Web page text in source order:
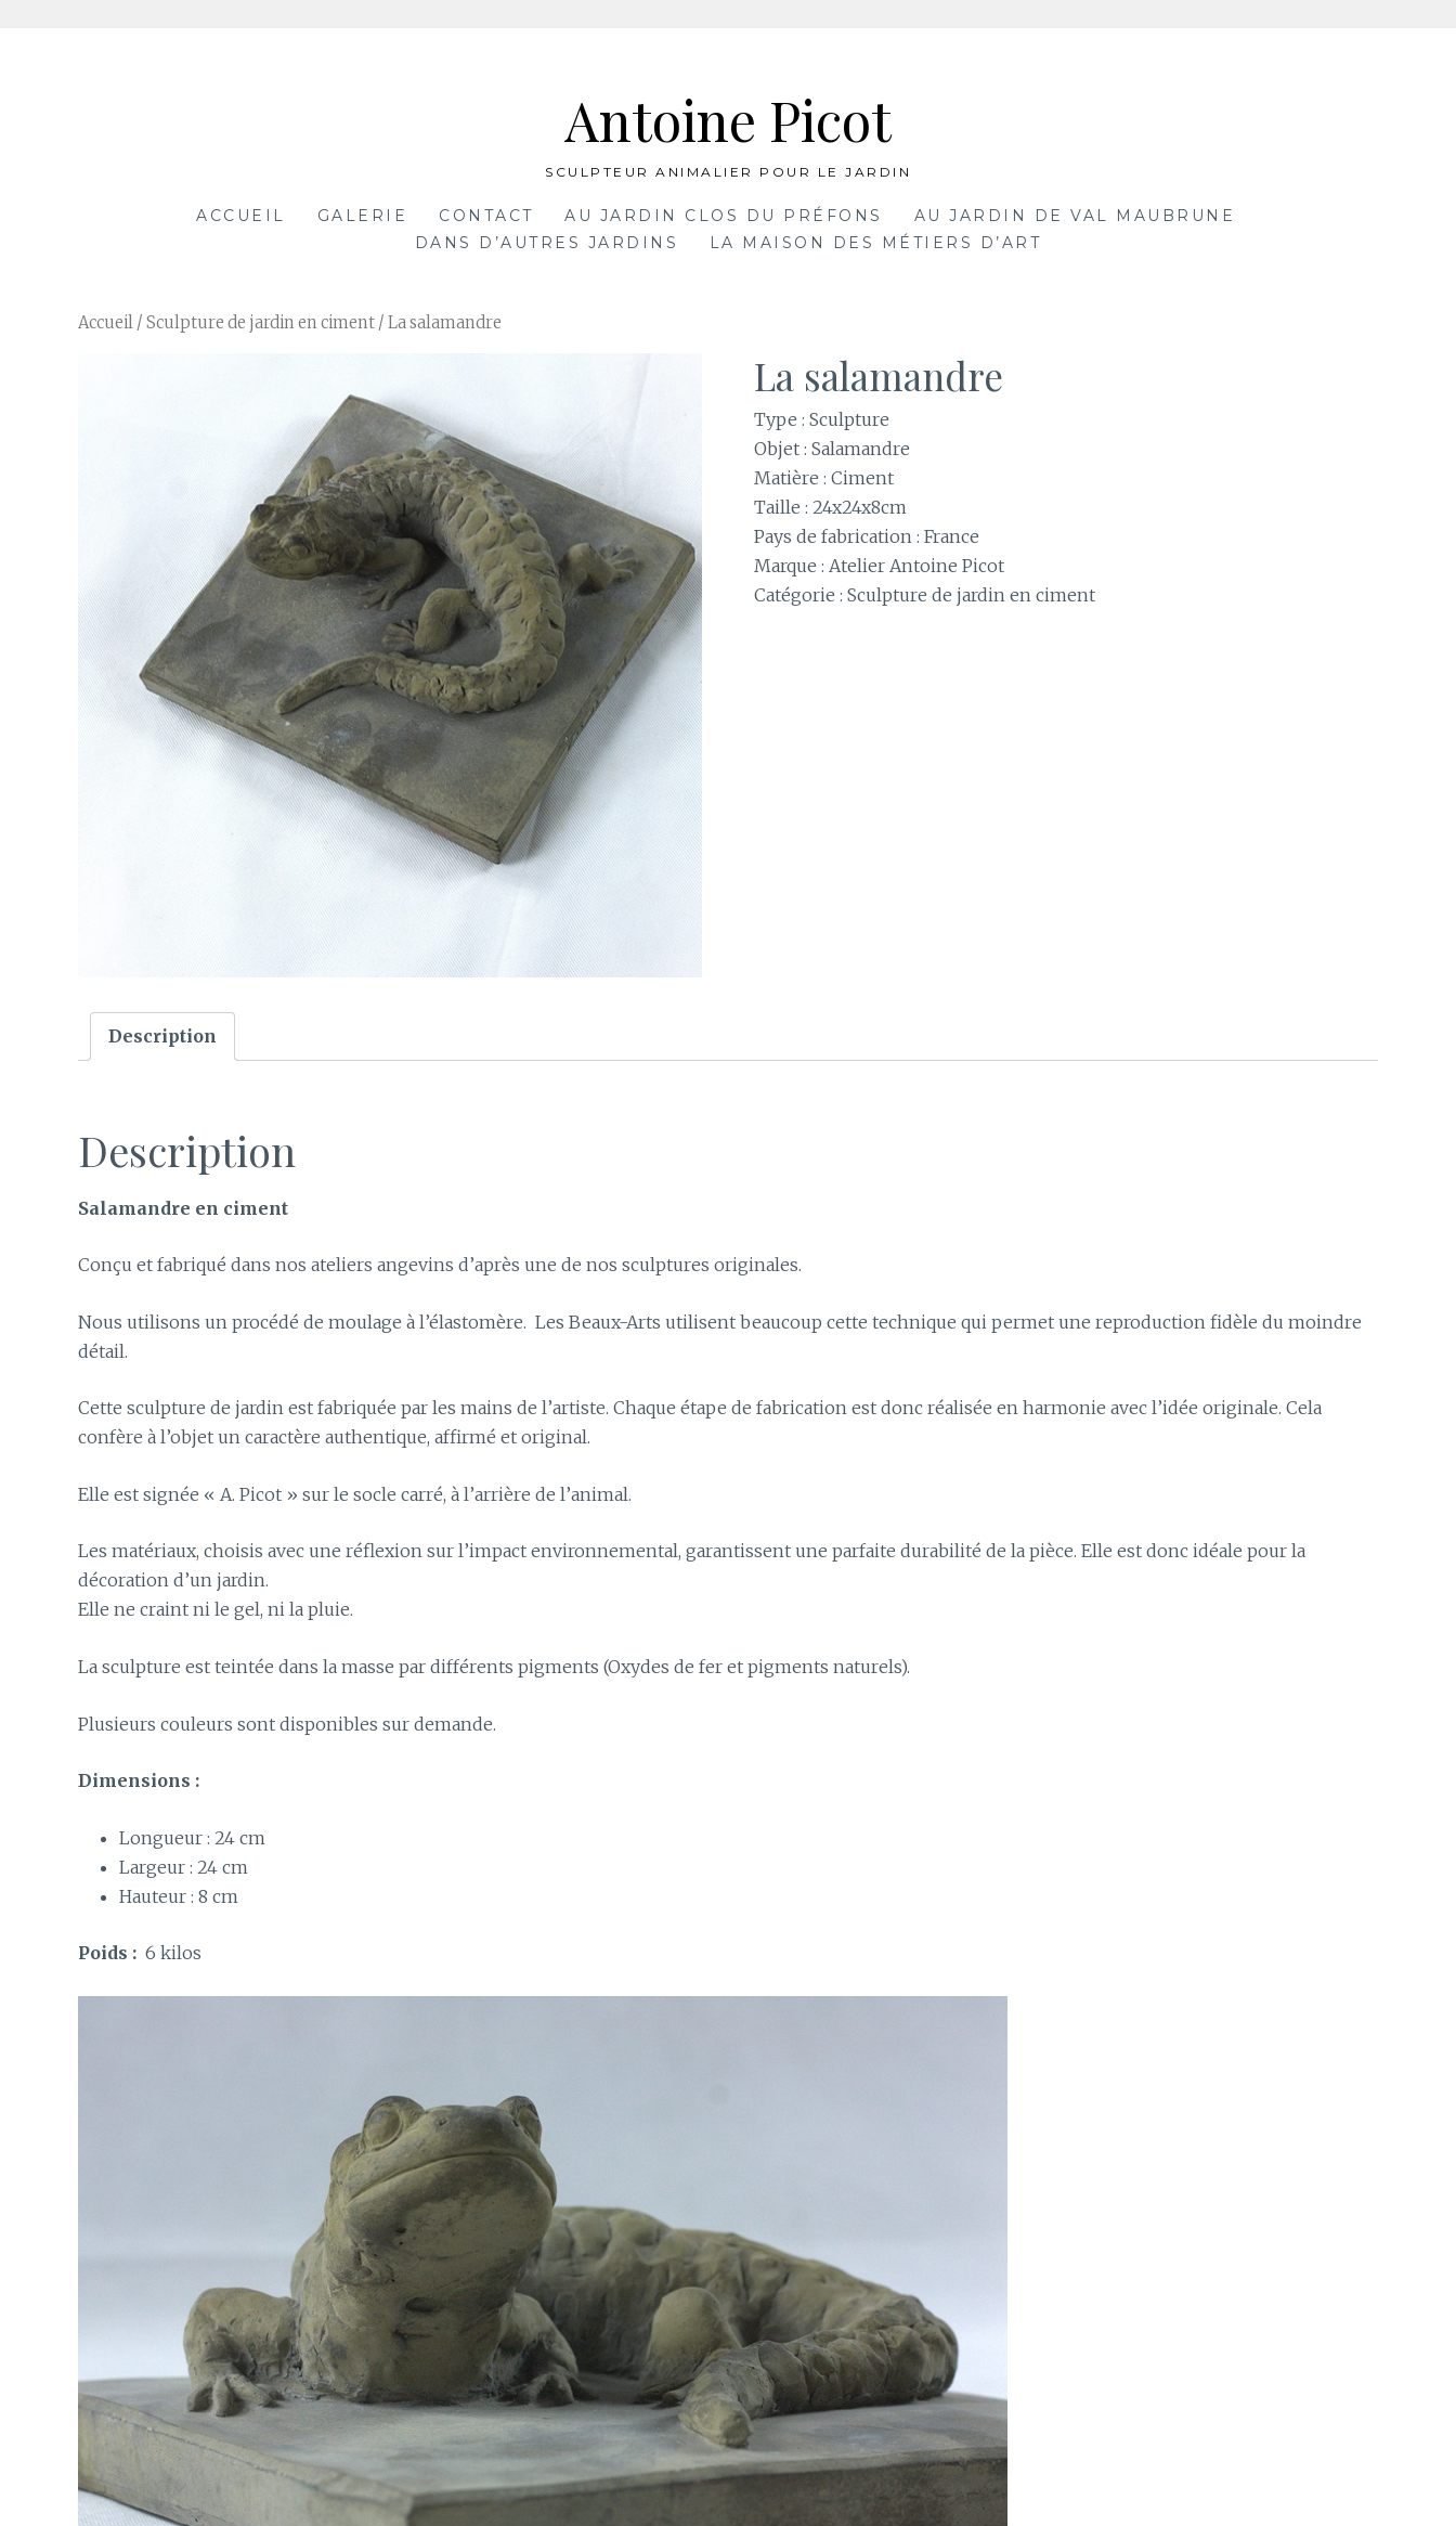
Antoine Picot
SCULPTEUR ANIMALIER POUR LE JARDIN
ACCUEIL GALERIE CONTACT AU JARDIN CLOS DU PRÉFONS
AU JARDIN DE VAL MAUBRUNE
DANS D’AUTRES JARDINS
LA MAISON DES MÉTIERS D’ART
Accueil / Sculpture de jardin en ciment / La salamandre
La salamandre
Type : Sculpture
Objet : Salamandre
Matière : Ciment
Taille : 24x24x8cm
Pays de fabrication : France
Marque : Atelier Antoine Picot
Catégorie : Sculpture de jardin en ciment
Description
Description
Salamandre en ciment
Conçu et fabriqué dans nos ateliers angevins d’après une de nos sculptures originales.
Nous utilisons un procédé de moulage à l’élastomère. Les Beaux-Arts utilisent beaucoup cette technique qui permet une reproduction fidèle du moindre
détail.
Cette sculpture de jardin est fabriquée par les mains de l’artiste. Chaque étape de fabrication est donc réalisée en harmonie avec l’idée originale. Cela
confère à l’objet un caractère authentique, affirmé et original.
Elle est signée « A. Picot » sur le socle carré, à l’arrière de l’animal.
Les matériaux, choisis avec une réflexion sur l’impact environnemental, garantissent une parfaite durabilité de la pièce. Elle est donc idéale pour la
décoration d’un jardin.
Elle ne craint ni le gel, ni la pluie.
La sculpture est teintée dans la masse par différents pigments (Oxydes de fer et pigments naturels).
Plusieurs couleurs sont disponibles sur demande.
Dimensions :
Longueur : 24 cm
Largeur : 24 cm
Hauteur : 8 cm
Poids : 6 kilos